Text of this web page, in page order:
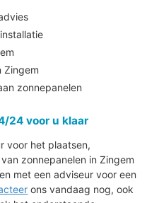
Zingem
zonnepanelen
24 voor u klaar
voor het plaatsen,
zonnepanelen in Zingem
met een adviseur voor een
ons vandaag nog, ook